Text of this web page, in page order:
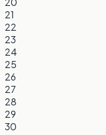
21
22
23
24
25
26
27
28
29
30